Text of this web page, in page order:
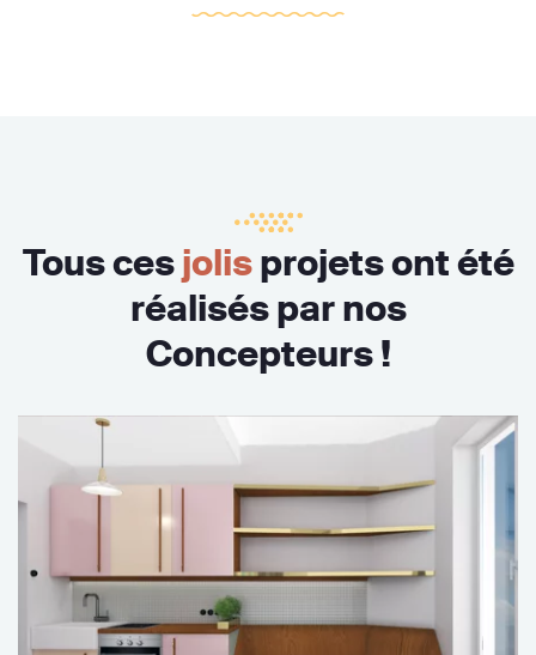
Tous cesjolisprojets ont été
réalisés par nos
Concepteurs !